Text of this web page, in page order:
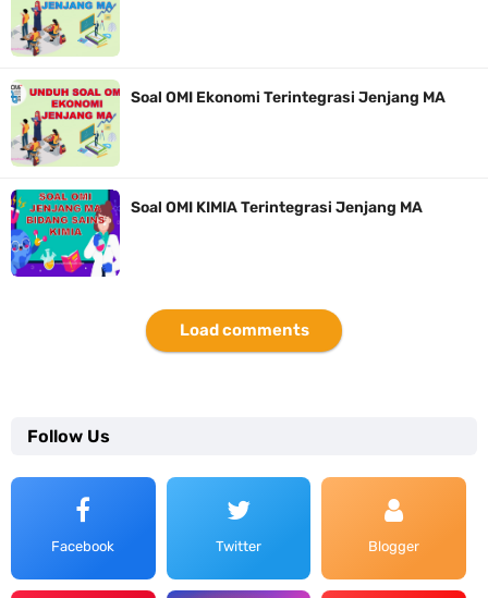
Soal OMI Ekonomi Terintegrasi Jenjang MA
Soal OMI KIMIA Terintegrasi Jenjang MA
Load comments
Follow Us
Facebook Twitter Blogger